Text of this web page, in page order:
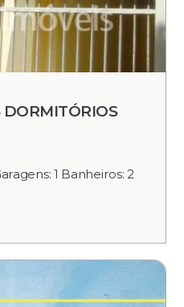
1 Banheiros: 2